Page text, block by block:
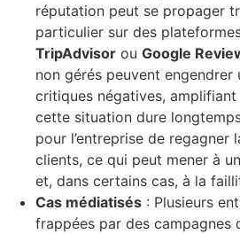
réputation peut se propager
particulier sur des
TripAdvisor ou Google
non gérés peuvent engendrer
critiques négatives,
cette situation dure
pour l’entreprise de regagner
clients, ce qui peut mener à
et, dans certains cas, à la
Cas médiatisés : Plusieurs
frappées par des campagnes